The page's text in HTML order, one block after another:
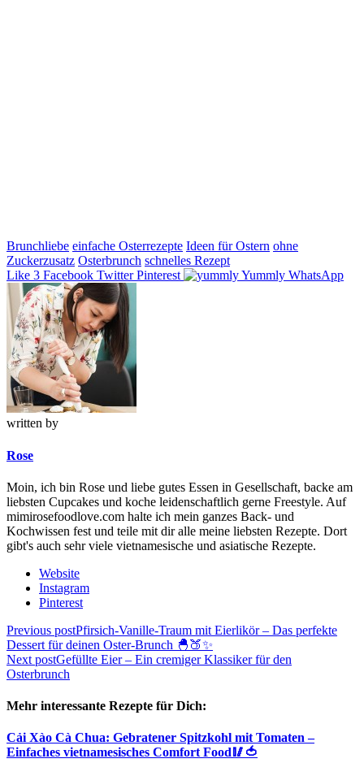
Brunchliebe einfache Osterrezepte Ideen für Ostern ohne
Zuckerzusatz Osterbrunch schnelles Rezept
Like 3 Facebook Twitter Pinterest Yummly WhatsApp
written by
Rose
Moin, ich bin Rose und liebe gutes Essen in Gesellschaft, backe am
liebsten Cupcakes und koche leidenschaftlich gerne Freestyle. Auf
mimirosefoodlove.com halte ich mein ganzes Back- und
Kochwissen fest und teile mit dir alle meine liebsten Rezepte. Dort
gibt's auch sehr viele vietnamesische und asiatische Rezepte.
Website
Instagram
Pinterest
Beitragsnavigation
Previous postPfirsich-Vanille-Traum mit Eierlikör – Das perfekte
Dessert für deinen Oster-Brunch 🐣🍑✨
Next postGefüllte Eier – Ein cremiger Klassiker für den
Osterbrunch
Mehr interessante Rezepte für Dich:
Cải Xào Cà Chua: Gebratener Spitzkohl mit Tomaten –
Einfaches vietnamesisches Comfort Food🥢🍅